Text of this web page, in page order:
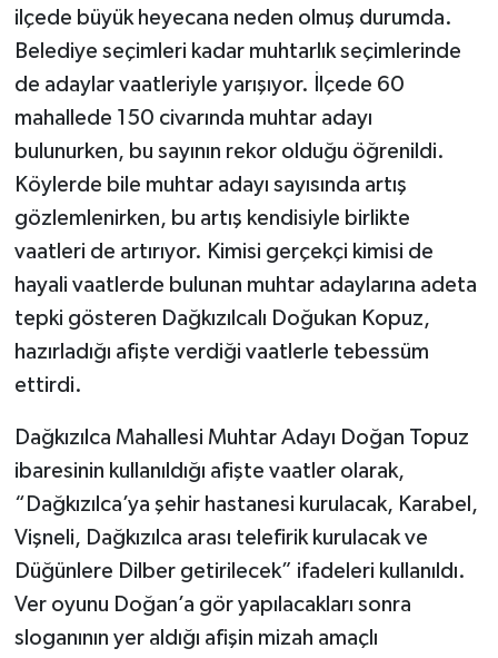
ilçede büyük heyecana neden olmuş durumda.
Belediye seçimleri kadar muhtarlık seçimlerinde
de adaylar vaatleriyle yarışıyor. İlçede 60
mahallede 150 civarında muhtar adayı
bulunurken, bu sayının rekor olduğu öğrenildi.
Köylerde bile muhtar adayı sayısında artış
gözlemlenirken, bu artış kendisiyle birlikte
vaatleri de artırıyor. Kimisi gerçekçi kimisi de
hayali vaatlerde bulunan muhtar adaylarına adeta
tepki gösteren Dağkızılcalı Doğukan Kopuz,
hazırladığı afişte verdiği vaatlerle tebessüm
ettirdi.
Dağkızılca Mahallesi Muhtar Adayı Doğan Topuz
ibaresinin kullanıldığı afişte vaatler olarak,
“Dağkızılca’ya şehir hastanesi kurulacak, Karabel,
Vişneli, Dağkızılca arası telefirik kurulacak ve
Düğünlere Dilber getirilecek” ifadeleri kullanıldı.
Ver oyunu Doğan’a gör yapılacakları sonra
sloganının yer aldığı afişin mizah amaçlı